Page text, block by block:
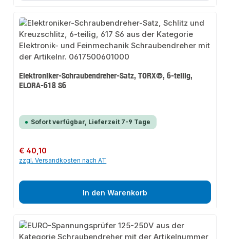
Elektroniker-Schraubendreher-Satz, TORX®, 6-teilig,
ELORA-618 S6
Sofort verfügbar, Lieferzeit 7-9 Tage
Regulärer Preis:
€ 40,10
zzgl. Versandkosten nach AT
In den Warenkorb